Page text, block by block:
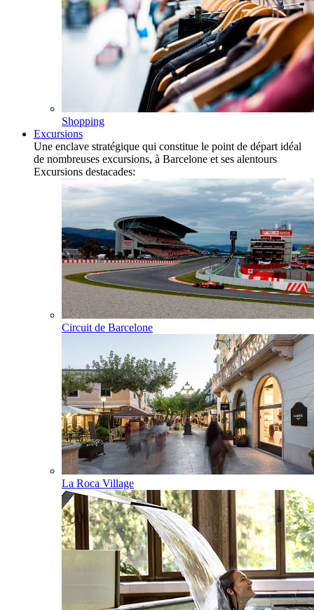
Shopping
Excursions
Une enclave stratégique qui constitue le point de départ idéal
de nombreuses excursions, à Barcelone et ses alentours
Excursions destacades:
Circuit de Barcelone
La Roca Village